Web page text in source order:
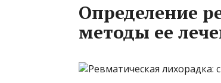
Определение
методы ее